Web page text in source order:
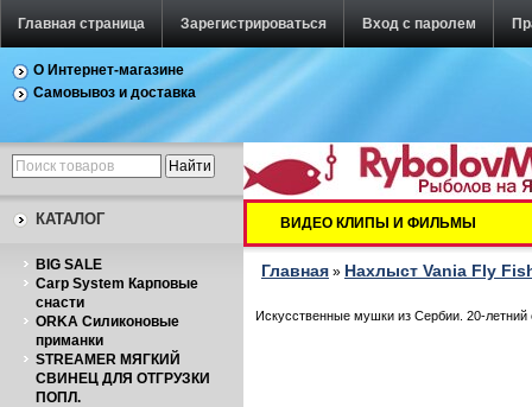
Главная страница Зарегистрироваться Вход с паролем
О Интернет-магазине
Самовывоз и доставка
КАТАЛОГ
BIG SALE
Carp System Карповые
снасти
ORKA Силиконовые
приманки
STREAMER МЯГКИЙ
СВИНЕЦ ДЛЯ ОТГРУЗКИ
ПОПЛ.
ВИДЕО КЛИПЫ И ФИЛЬМЫ
Главная » Нахлыст Vania Fly
Искусственные мушки из Сербии. 20-